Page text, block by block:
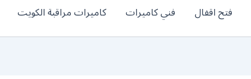
فتح اقفال فني كاميرات كاميرات مراقبة الكويت